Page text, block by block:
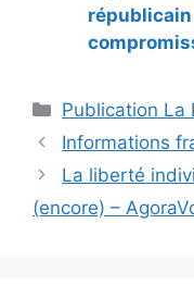
républicain
Catégories
Publication La
Informations
La liberté
(encore) –